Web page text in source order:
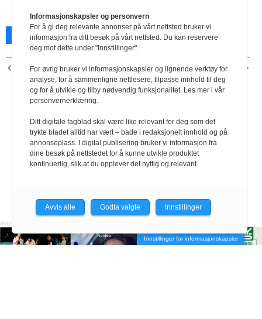
Facebook X Skriv ut
FORRIGE ARTIKKEL
Ny i Negotias
administrasjon
NESTE ARTIKKEL
Likestillingspris til Reform
– ressurssenter for menn
Innstillinger for informasjonskapsler
Informasjonskapsler og personvern
For å gi deg relevante annonser på vårt nettsted bruker vi
informasjon fra ditt besøk på vårt nettsted. Du kan reservere
deg mot dette under "Innstillinger".
For øvrig bruker vi informasjonskapsler og lignende verktøy for
analyse, for å sammenligne nettlesere, tilpasse innhold til deg
og for å utvikle og tilby nødvendig funksjonalitet. Les mer i vår
personvernerklæring.
Ditt digitale fagblad skal være like relevant for deg som det
trykte bladet alltid har vært – bade i redaksjonelt innhold og på
annonseplass. I digital publisering bruker vi informasjon fra
dine besøk på nettstedet for å kunne utvikle produktet
kontinuerlig, slik at du opplever det nyttig og relevant.
Avvis alle Godta valgte Innstillinger